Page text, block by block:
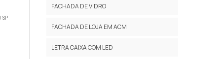
SP
FACHADA DE VIDRO
FACHADA DE LOJA EM ACM
LETRA CAIXA COM LED